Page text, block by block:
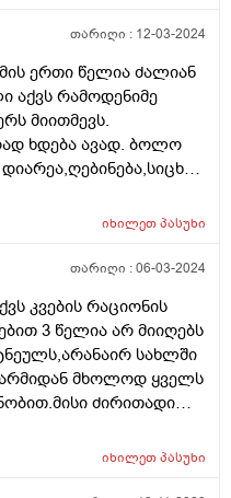
და ვნახე Behavioral
თარიღი : 12-03-2024
ერთი წელია ძალიან
აქვს რამოდენიმე
მიითმევს.
ხდება ავად. ბოლო
კვლევა,არ
იხილეთპასუხი
თარიღი :06-03-2024
კვების რაციონის
3 წელია არ მიიღებს
სახლში
მხოლოდ ყველს
ძირითადი
იხილეთპასუხი